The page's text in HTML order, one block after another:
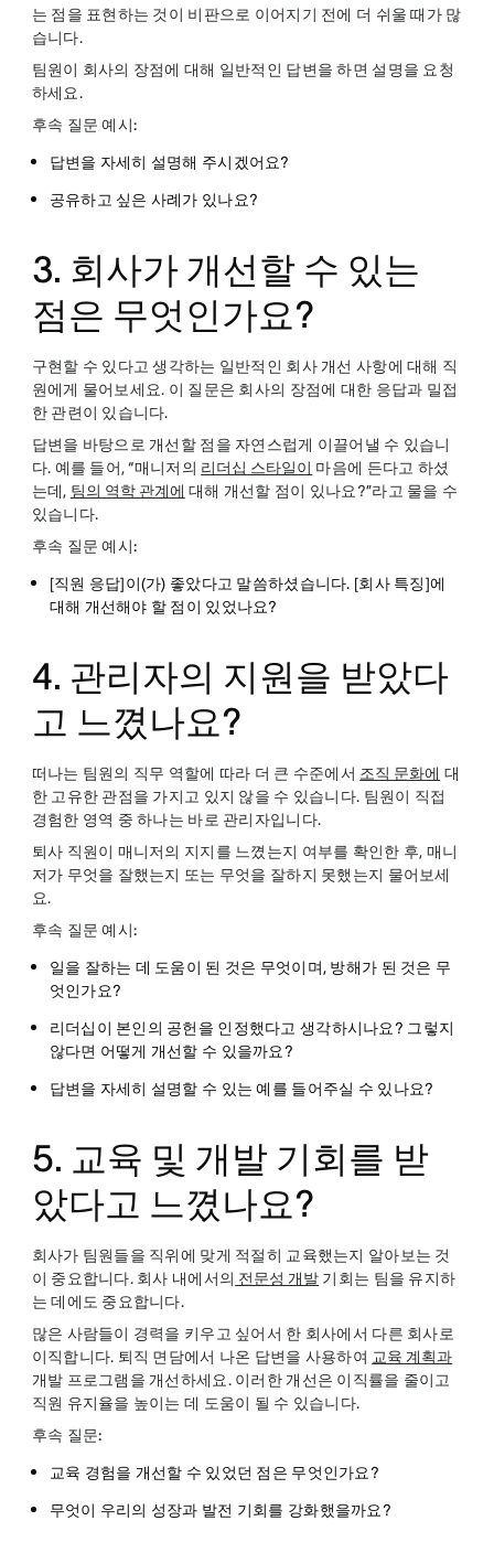
는 점을 표현하는 것이 비판으로 이어지기 전에 더 쉬울 때가 많
습니다.
팀원이 회사의 장점에 대해 일반적인 답변을 하면 설명을 요청
하세요.
후속 질문 예시:
답변을 자세히 설명해 주시겠어요?
공유하고 싶은 사례가 있나요?
3. 회사가 개선할 수 있는
점은 무엇인가요?
구현할 수 있다고 생각하는 일반적인 회사 개선 사항에 대해 직
원에게 물어보세요. 이 질문은 회사의 장점에 대한 응답과 밀접
한 관련이 있습니다.
답변을 바탕으로 개선할 점을 자연스럽게 이끌어낼 수 있습니
다. 예를 들어, “매니저의 리더십 스타일이 마음에 든다고 하셨
는데, 팀의 역학 관계에 대해 개선할 점이 있나요?”라고 물을 수
있습니다.
후속 질문 예시:
[직원 응답]이(가) 좋았다고 말씀하셨습니다. [회사 특징]에
대해 개선해야 할 점이 있었나요?
4. 관리자의 지원을 받았다
고 느꼈나요?
떠나는 팀원의 직무 역할에 따라 더 큰 수준에서 조직 문화에 대
한 고유한 관점을 가지고 있지 않을 수 있습니다. 팀원이 직접
경험한 영역 중 하나는 바로 관리자입니다.
퇴사 직원이 매니저의 지지를 느꼈는지 여부를 확인한 후, 매니
저가 무엇을 잘했는지 또는 무엇을 잘하지 못했는지 물어보세
요.
후속 질문 예시:
일을 잘하는 데 도움이 된 것은 무엇이며, 방해가 된 것은 무
엇인가요?
리더십이 본인의 공헌을 인정했다고 생각하시나요? 그렇지
않다면 어떻게 개선할 수 있을까요?
답변을 자세히 설명할 수 있는 예를 들어주실 수 있나요?
5. 교육 및 개발 기회를 받
았다고 느꼈나요?
회사가 팀원들을 직위에 맞게 적절히 교육했는지 알아보는 것
이 중요합니다. 회사 내에서의 전문성 개발 기회는 팀을 유지하
는 데에도 중요합니다.
많은 사람들이 경력을 키우고 싶어서 한 회사에서 다른 회사로
이직합니다. 퇴직 면담에서 나온 답변을 사용하여 교육 계획과
개발 프로그램을 개선하세요. 이러한 개선은 이직률을 줄이고
직원 유지율을 높이는 데 도움이 될 수 있습니다.
후속 질문:
교육 경험을 개선할 수 있었던 점은 무엇인가요?
무엇이 우리의 성장과 발전 기회를 강화했을까요?